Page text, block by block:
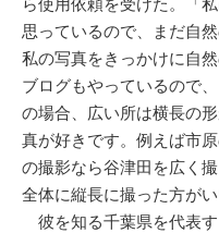
ら使用依頼を受けた。「
思っているので、まだ自
私の写真をきっかけに自
ブログもやっているので
の場合、広い所は横長の
真が好きです。例えば市
の撮影なら谷津田を広く
全体に縦長に撮った方がい
彼を知る千葉県を代表